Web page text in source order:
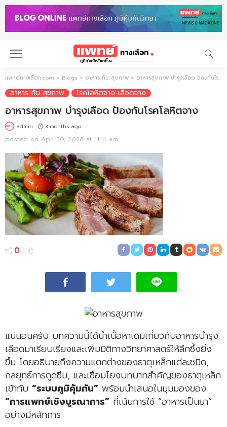
แพทย์ทางเลือก.com > Blogs > อาหาร กับ สุขภาพ > อาหารสุขภาพ บำรุงเลือด ป้องกันโรคโลหิตจาง
อาหาร กับ สุขภาพ โรคโลหิตจาง-เลือดจาง
อาหารสุขภาพ บำรุงเลือด ป้องกันโรคโลหิตจาง
admin 3 months ago
posted on Apr. 30, 2026 at 11:14 am
0
แน่นอนครับ บทความนี้ได้นำเนื้อหาเดิมเกี่ยวกับอาหารบำรุง
เลือดมาเรียบเรียงและเพิ่มมิติทางวิทยาศาสตร์ให้ลึกซึ้งยิ่ง
ขึ้น โดยอธิบายถึงความแตกต่างของธาตุเหล็กแต่ละชนิด,
กลยุทธ์การดูดซึม, และเชื่อมโยงบทบาทสำคัญของธาตุเหล็ก
เข้ากับ “ระบบภูมิคุ้มกัน” พร้อมนำเสนอในมุมมองของ
“การแพทย์เชิงบูรณาการ” ที่เน้นการใช้ “อาหารเป็นยา”
อย่างมีหลักการ